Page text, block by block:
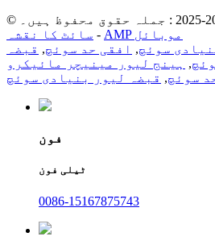
سائٹ کا نقشہ -
AMP موبائل
سوئچ, افقی حد سوئچ, قبضہ
, ہینج لیور مینیچر مائیکرو
سوئچ, قبضہ لیور بنیادی سوئچ
فون
ٹیلی فون
0086-15167875743